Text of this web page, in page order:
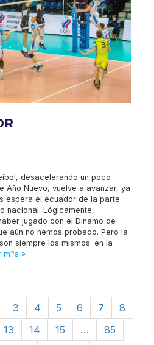
desacelerando un poco
Año Nuevo, vuelve a avanzar, ya
espera el ecuador de la parte
nacional. Lógicamente,
jugado con el Dinamo de
aún no hemos probado. Pero la
siempre los mismos: en la
m?s »
3 4 5 6 7
8
13 14 15 …
85